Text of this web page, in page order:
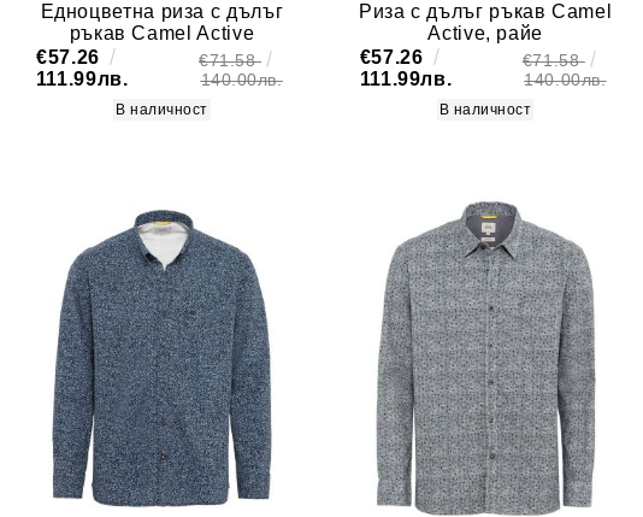
Едноцветна риза с дълъг
ръкав Camel Active
€57.26
111.99лв.
€71.58
140.00лв.
В наличност
Риза с дълъг ръкав Camel
Active, райе
€57.26
111.99лв.
€71.58
140.00лв.
В наличност